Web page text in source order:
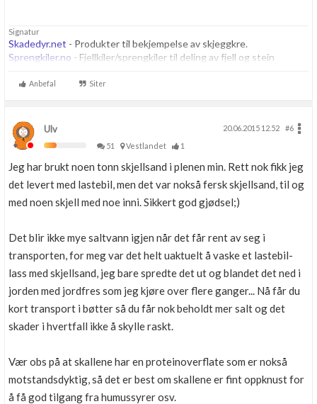
Signatur
Skadedyr.net - Produkter til bekjempelse av skjeggkre.
Sprengkiler.no - Fjellkiler/sprengkiler til deling av fjell og stein
Anbefal Siter
Ulv 20.06.2015 12.52
#6
51
Vestlandet 1
Jeg har brukt noen tonn skjellsand i plenen min. Rett nok fikk jeg
det levert med lastebil, men det var nokså fersk skjellsand, til og
med noen skjell med noe inni. Sikkert god gjødsel;)
Det blir ikke mye saltvann igjen når det får rent av seg i
transporten, for meg var det helt uaktuelt å vaske et lastebil-
lass med skjellsand, jeg bare spredte det ut og blandet det ned i
jorden med jordfres som jeg kjøre over flere ganger... Nå får du
kort transport i bøtter så du får nok beholdt mer salt og det
skader i hvertfall ikke å skylle raskt.
Vær obs på at skallene har en proteinoverflate som er nokså
motstandsdyktig, så det er best om skallene er fint oppknust for
å få god tilgang fra humussyrer osv.